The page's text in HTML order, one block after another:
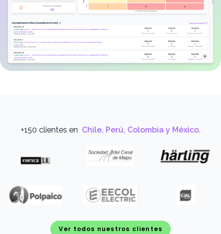
+150 clientes en Chile, Perú, Colombia y México.
Ver todos nuestros clientes